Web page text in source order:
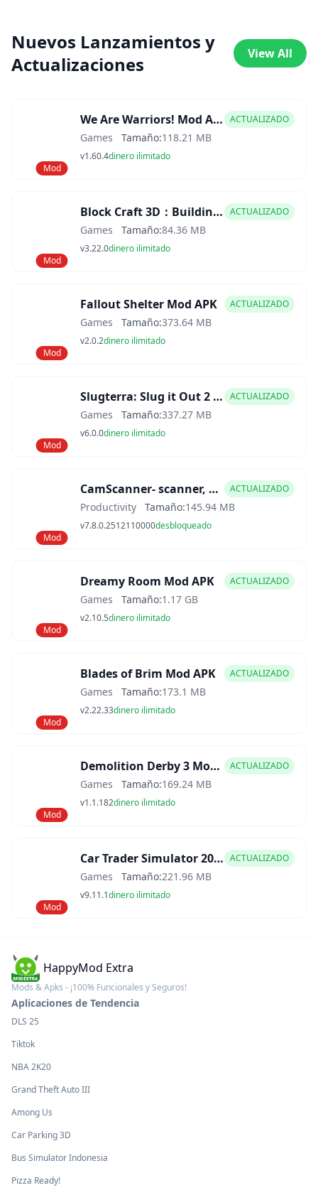
Nuevos Lanzamientos y
Actualizaciones
View All
Mod
We Are Warriors! Mod APK ACTUALIZADO
Games Tamaño:118.21 MB
v1.60.4dinero ilimitado
Mod
Block Craft 3D：Building Game Mod APK ACTUALIZADO
Games Tamaño:84.36 MB
v3.22.0dinero ilimitado
Mod
Fallout Shelter Mod APK ACTUALIZADO
Games Tamaño:373.64 MB
v2.0.2dinero ilimitado
Mod
Slugterra: Slug it Out 2 Mod APK ACTUALIZADO
Games Tamaño:337.27 MB
v6.0.0dinero ilimitado
Mod
CamScanner- scanner, PDF maker Mod APK ACTUALIZADO
Productivity Tamaño:145.94 MB
v7.8.0.2512110000desbloqueado
Mod
Dreamy Room Mod APK ACTUALIZADO
Games Tamaño:1.17 GB
v2.10.5dinero ilimitado
Mod
Blades of Brim Mod APK ACTUALIZADO
Games Tamaño:173.1 MB
v2.22.33dinero ilimitado
Mod
Demolition Derby 3 Mod APK ACTUALIZADO
Games Tamaño:169.24 MB
v1.1.182dinero ilimitado
Mod
Car Trader Simulator 2025 Mod APK ACTUALIZADO
Games Tamaño:221.96 MB
v9.11.1dinero ilimitado
HappyMod Extra
Mods & Apks - ¡100% Funcionales y Seguros!
Aplicaciones de Tendencia
DLS 25
Tiktok
NBA 2K20
Grand Theft Auto III
Among Us
Car Parking 3D
Bus Simulator Indonesia
Pizza Ready!